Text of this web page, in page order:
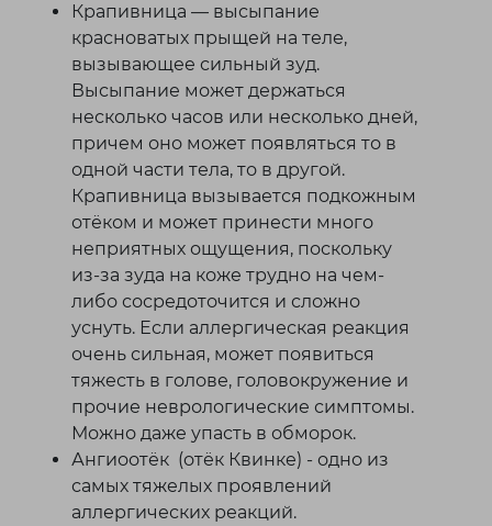
Крапивница — высыпание
красноватых прыщей на теле,
вызывающее сильный зуд.
Высыпание может держаться
несколько часов или несколько дней,
причем оно может появляться то в
одной части тела, то в другой.
Крапивница вызывается подкожным
отёком и может принести много
неприятных ощущения, поскольку
из-за зуда на коже трудно на чем-
либо сосредоточится и сложно
уснуть. Если аллергическая реакция
очень сильная, может появиться
тяжесть в голове, головокружение и
прочие неврологические симптомы.
Можно даже упасть в обморок.
Ангиоотёк (отёк Квинке) - одно из
самых тяжелых проявлений
аллергических реакций.